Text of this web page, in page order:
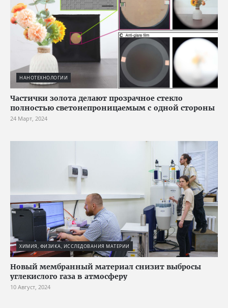
НАНОТЕХНОЛОГИИ
Частички золота делают прозрачное стекло
полностью светонепроницаемым с одной стороны
24 Март, 2024
ХИМИЯ, ФИЗИКА, ИССЛЕДОВАНИЯ МАТЕРИИ
Новый мембранный материал снизит выбросы
углекислого газа в атмосферу
10 Август, 2024